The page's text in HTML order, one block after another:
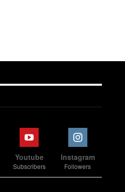
Youtube
Subscribers
Instagram
Followers